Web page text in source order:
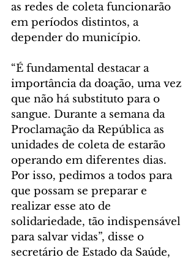
as redes de coleta funcionarão
em períodos distintos, a
depender do município.
“É fundamental destacar a
importância da doação, uma vez
que não há substituto para o
sangue. Durante a semana da
Proclamação da República as
unidades de coleta de estarão
operando em diferentes dias.
Por isso, pedimos a todos para
que possam se preparar e
realizar esse ato de
solidariedade, tão indispensável
para salvar vidas”, disse o
secretário de Estado da Saúde,